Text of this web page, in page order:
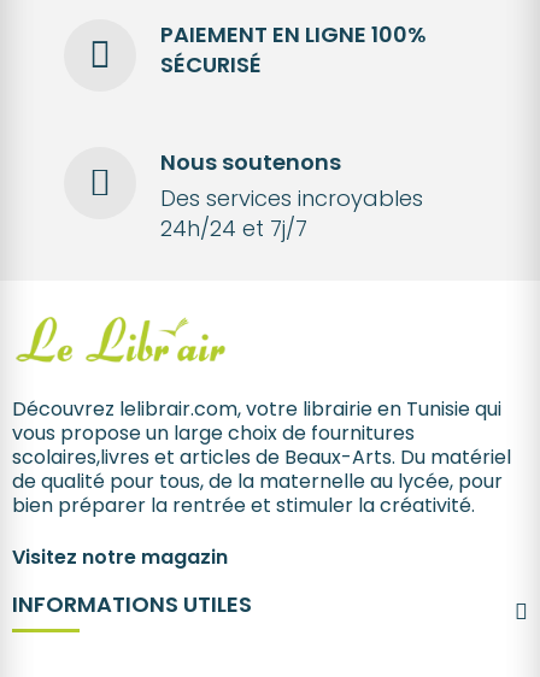
PAIEMENT EN LIGNE 100%
SÉCURISÉ
Nous soutenons
Des services incroyables
24h/24 et 7j/7
Découvrez lelibrair.com, votre librairie en Tunisie qui
vous propose un large choix de fournitures
scolaires,livres et articles de Beaux-Arts. Du matériel
de qualité pour tous, de la maternelle au lycée, pour
bien préparer la rentrée et stimuler la créativité.
Visitez notre magazin
INFORMATIONS UTILES